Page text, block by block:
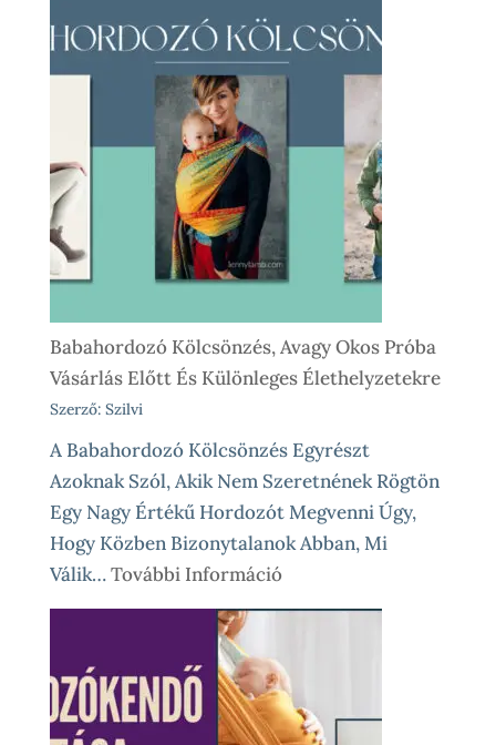
Kölcsönzés
Lépésről
Lépésre
Így
Működik
Nálunk
Babahordozó Kölcsönzés, Avagy Okos Próba
Vásárlás Előtt És Különleges Élethelyzetekre
Szerző: Szilvi
A Babahordozó Kölcsönzés Egyrészt
Azoknak Szól, Akik Nem Szeretnének Rögtön
Egy Nagy Értékű Hordozót Megvenni Úgy,
Hogy Közben Bizonytalanok Abban, Mi
Válik…További Információ:
Babahordozó
Avagy
Okos
Próba